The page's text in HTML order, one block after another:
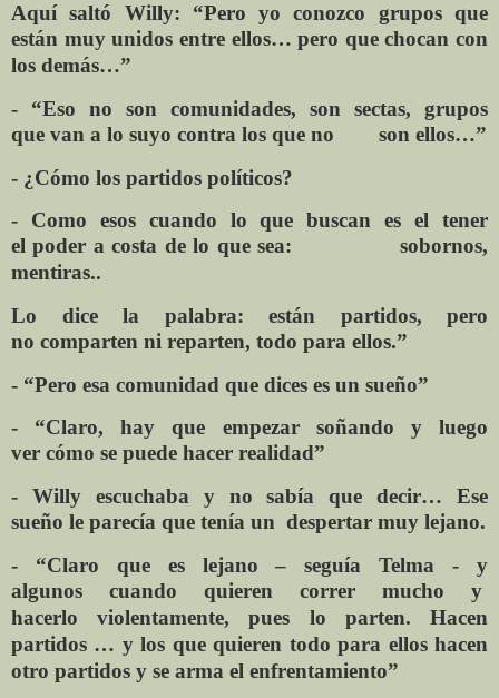
Aquí saltó Willy: “Pero yo conozco grupos que
están muy unidos entre ellos… pero que chocan con
los demás…”
- “Eso no son comunidades, son sectas, grupos
que van a lo suyo contra los que no son ellos…”
- ¿Cómo los partidos políticos?
- Como esos cuando lo que buscan es el tener
elpoder a costa de lo que sea: sobornos,
mentiras..
Lo dice la palabra: están partidos, pero
no comparten ni reparten, todo para ellos.”
- “Pero esa comunidad que dices es un sueño”
- “Claro, hay que empezar soñando y luego
ver cómo se puede hacer realidad”
- Willy escuchaba y no sabía que decir… Ese
sueño le parecía que tenía un despertar muy lejano.
- “Claro que es lejano – seguía Telma - y
algunos cuando quieren correr mucho y
hacerloviolentamente, pues lo parten. Hacen
partidos … ylos que quieren todo para ellos hacen
otro partidos y se arma el enfrentamiento”